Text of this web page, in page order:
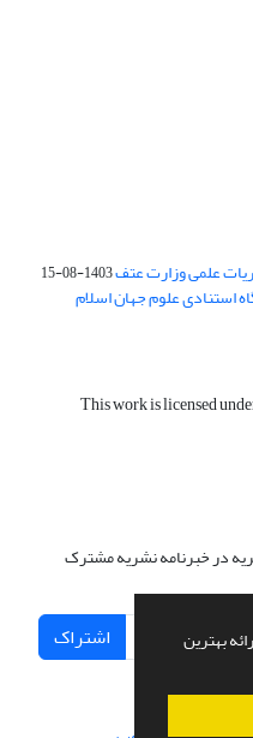
بهترین
علمی وزارت عتف1403-08-15
استنادی علوم جهان اسلام
This work is licensed
در خبرنامه نشریه مشترک
اشتراک